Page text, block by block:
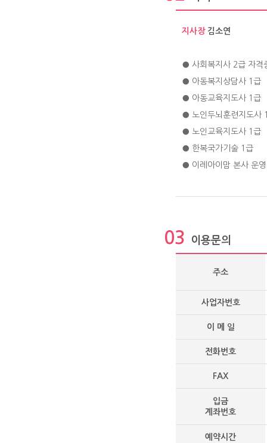
지사장 김소연
● 사회복지사 2급 자격
● 아동복지상담사 1급
● 아동교육지도사 1급
● 노인두뇌훈련지도사
● 노인교육지도사 1급
● 한복국가기술 1급
● 이레아이맘 본사 운
03 이용문의
주소
사업자번호
이 메 일
전화번호
FAX
입금
계좌번호
예약시간